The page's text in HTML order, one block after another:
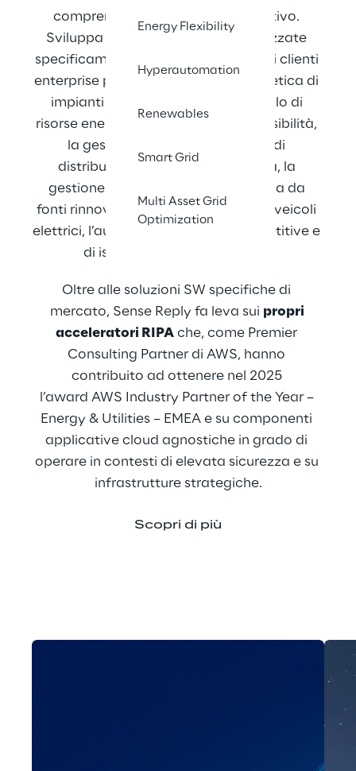
Energy Flexibility
Hyperautomation
Renewables
Smart Grid
Multi Asset Grid
Optimization
comprensione e il controllo operativo.
Sviluppa soluzioni di business, realizzate
specificamente sui requisiti dei propri clienti
enterprise per l’ottimizzazione energetica di
impianti industriali e civili, il controllo di
risorse energetiche distribuite, la flessibilità,
la gestione di reti di trasporto e di
distribuzione dell’energia elettrica, la
gestione della produzione di energia da
fonti rinnovabili e di reti di ricarica di veicoli
elettrici, l’automazione di attività ripetitive e
di ispezioni con droni e robot.
Oltre alle soluzioni SW specifiche di
mercato, Sense Reply fa leva sui propri
acceleratori RIPA che, come Premier
Consulting Partner di AWS, hanno
contribuito ad ottenere nel 2025
l’award AWS Industry Partner of the Year –
Energy & Utilities – EMEA e su componenti
applicative cloud agnostiche in grado di
operare in contesti di elevata sicurezza e su
infrastrutture strategiche.
Scopri di più